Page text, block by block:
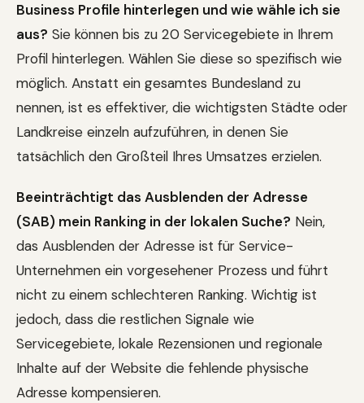
Business Profile hinterlegen und wie wähle ich sie
aus? Sie können bis zu 20 Servicegebiete in Ihrem
Profil hinterlegen. Wählen Sie diese so spezifisch wie
möglich. Anstatt ein gesamtes Bundesland zu
nennen, ist es effektiver, die wichtigsten Städte oder
Landkreise einzeln aufzuführen, in denen Sie
tatsächlich den Großteil Ihres Umsatzes erzielen.
Beeinträchtigt das Ausblenden der Adresse
(SAB) mein Ranking in der lokalen Suche? Nein,
das Ausblenden der Adresse ist für Service-
Unternehmen ein vorgesehener Prozess und führt
nicht zu einem schlechteren Ranking. Wichtig ist
jedoch, dass die restlichen Signale wie
Servicegebiete, lokale Rezensionen und regionale
Inhalte auf der Website die fehlende physische
Adresse kompensieren.